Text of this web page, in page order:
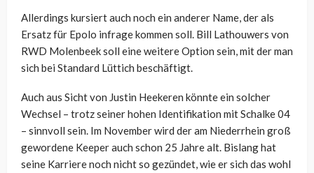
Allerdings kursiert auch noch ein anderer Name, der als
Ersatz für Epolo infrage kommen soll. Bill Lathouwers von
RWD Molenbeek soll eine weitere Option sein, mit der man
sich bei Standard Lüttich beschäftigt.
Auch aus Sicht von Justin Heekeren könnte ein solcher
Wechsel – trotz seiner hohen Identifikation mit Schalke 04
– sinnvoll sein. Im November wird der am Niederrhein groß
gewordene Keeper auch schon 25 Jahre alt. Bislang hat
seine Karriere noch nicht so gezündet, wie er sich das wohl